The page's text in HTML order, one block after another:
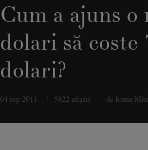
Cum a ajuns o
dolari să
dolari?
04 sep 2011 5822 afişări de Ioana Mitu